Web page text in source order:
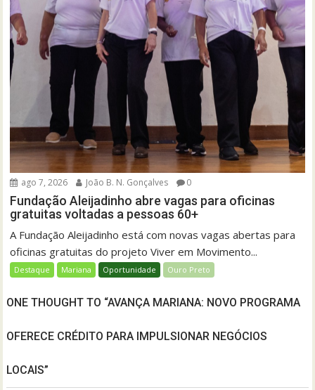
ago 7, 2026 João B. N. Gonçalves 0
Fundação Aleijadinho abre vagas para oficinas
gratuitas voltadas a pessoas 60+
A Fundação Aleijadinho está com novas vagas abertas para
oficinas gratuitas do projeto Viver em Movimento...
Destaque Mariana Oportunidade Ouro Preto
ONE THOUGHT TO “AVANÇA MARIANA: NOVO PROGRAMA
OFERECE CRÉDITO PARA IMPULSIONAR NEGÓCIOS
LOCAIS”